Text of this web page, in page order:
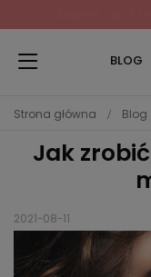
BLOG
Strona główna Blog
Jak
2021-08-11